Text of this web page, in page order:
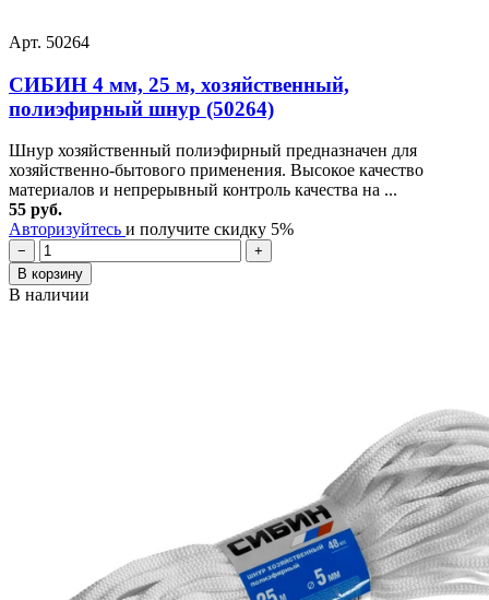
Арт. 50264
СИБИН 4 мм, 25 м, хозяйственный,
полиэфирный шнур (50264)
Шнур хозяйственный полиэфирный предназначен для
хозяйственно-бытового применения. Высокое качество
материалов и непрерывный контроль качества на ...
55 руб.
Авторизуйтесь и получите скидку 5%
−
+
В корзину
В наличии